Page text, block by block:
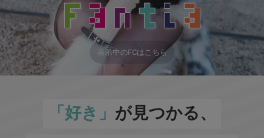
表示中のFCはこちら
「好き」 が見つかる、